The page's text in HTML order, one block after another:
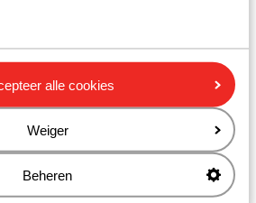
alle cookies
Weiger
Beheren
in Val Cenis
Val Cenis